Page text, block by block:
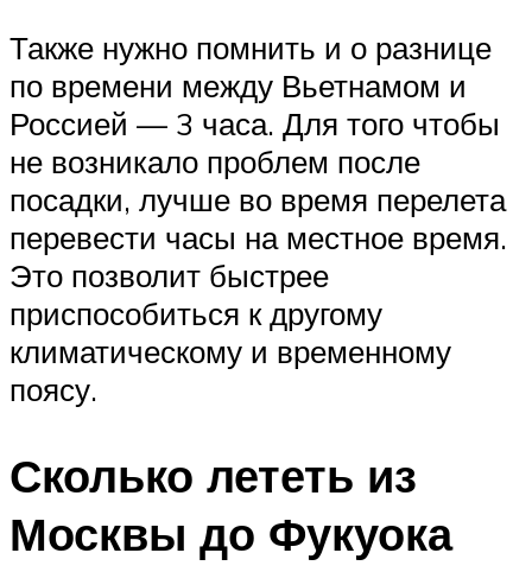
Также нужно помнить и о разнице
по времени между Вьетнамом и
Россией — 3 часа. Для того чтобы
не возникало проблем после
посадки, лучше во время перелета
перевести часы на местное время.
Это позволит быстрее
приспособиться к другому
климатическому и временному
поясу.
Сколько лететь из
Москвы до Фукуока